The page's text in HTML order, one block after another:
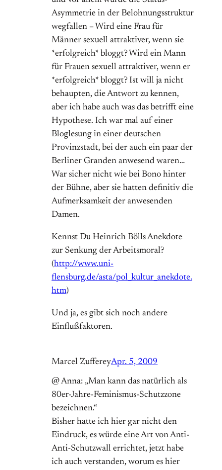
Asymmetrie in der Belohnungsstruktur
wegfallen – Wird eine Frau für
Männer sexuell attraktiver, wenn sie
*erfolgreich* bloggt? Wird ein Mann
für Frauen sexuell attraktiver, wenn er
*erfolgreich* bloggt? Ist will ja nicht
behaupten, die Antwort zu kennen,
aber ich habe auch was das betrifft eine
Hypothese. Ich war mal auf einer
Bloglesung in einer deutschen
Provinzstadt, bei der auch ein paar der
Berliner Granden anwesend waren…
War sicher nicht wie bei Bono hinter
der Bühne, aber sie hatten definitiv die
Aufmerksamkeit der anwesenden
Damen.
Kennst Du Heinrich Bölls Anekdote
zur Senkung der Arbeitsmoral?
(http://www.uni-
flensburg.de/asta/pol_kultur_anekdote.
htm)
Und ja, es gibt sich noch andere
Einflußfaktoren.
Marcel ZuffereyApr. 5, 2009
@ Anna: „Man kann das natürlich als
80er-Jahre-Feminismus-Schutzzone
bezeichnen.“
Bisher hatte ich hier gar nicht den
Eindruck, es würde eine Art von Anti-
Anti-Schutzwall errichtet, jetzt habe
ich auch verstanden, worum es hier